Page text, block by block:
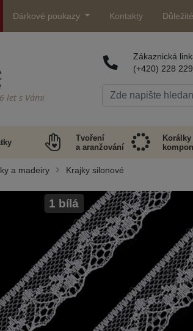
Dárkové poukazy Kontakty
let s Vámi
Zákaznická
(+420) 228
Tvoření
a aranžování
Korálky
a madeiry Krajky silonové
1 bílá